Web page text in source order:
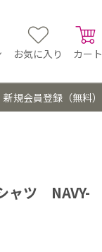
お気に入り カート
新規会員登録（無料）
ャツ NAVY-